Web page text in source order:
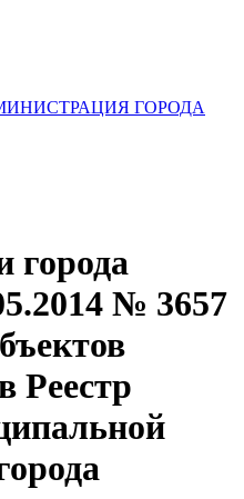
ГОРОДА
города
№ 3657
Реестр